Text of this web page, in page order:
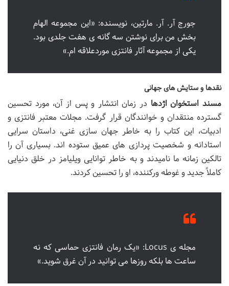
جورج آر. آر. مارتین، نویسنده: «این مجموعه الهام
بخش من برای نوشتن سه گانه ی هفت جلدی بود.
یکی از مجموعه آثار فانتزی موردعلاقه ام.»
نقدها و ستایش های جهانی
مسند استخوان اژدها در زمان انتشار و پس از آن، مورد تحسین
گسترده منتقدان و خوانندگان قرار گرفت. مجلات معتبر فانتزی و
ادبیات، این کتاب را به خاطر جهان سازی غنی، داستان سرایی
استادانه و شخصیت پردازی های عمیق ستوده اند. بسیاری آن را
تالکین زمانه ما نامیدند و به خاطر توانایی ویلیامز در خلق دنیایی
کاملاً جدید و غوطه ورکننده، او را تحسین کردند.
مجله ی Locus: «یک رمان فانتزی حماسی که نه
ساعت ها بلکه روزها می توانید در آن غرق شوید.»